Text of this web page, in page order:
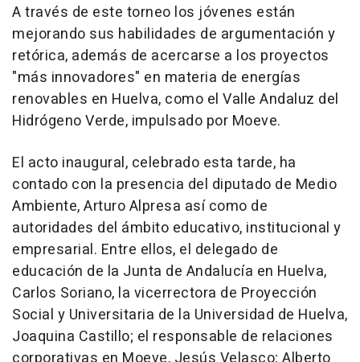
A través de este torneo los jóvenes están
mejorando sus habilidades de argumentación y
retórica, además de acercarse a los proyectos
"más innovadores" en materia de energías
renovables en Huelva, como el Valle Andaluz del
Hidrógeno Verde, impulsado por Moeve.
El acto inaugural, celebrado esta tarde, ha
contado con la presencia del diputado de Medio
Ambiente, Arturo Alpresa así como de
autoridades del ámbito educativo, institucional y
empresarial. Entre ellos, el delegado de
educación de la Junta de Andalucía en Huelva,
Carlos Soriano, la vicerrectora de Proyección
Social y Universitaria de la Universidad de Huelva,
Joaquina Castillo; el responsable de relaciones